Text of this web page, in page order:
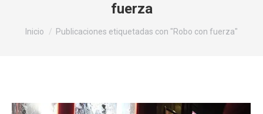
fuerza
Estás aquí:
Inicio Publicaciones etiquetadas con "Robo con fuerza"